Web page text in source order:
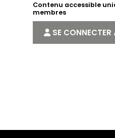
Contenu accessible
membres
SE CONNECTER